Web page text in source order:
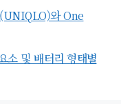
와 One
소 및 배터리 형태별